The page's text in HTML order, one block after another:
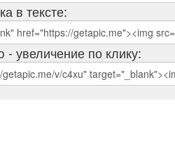
в тексте:
- увеличение по клику: